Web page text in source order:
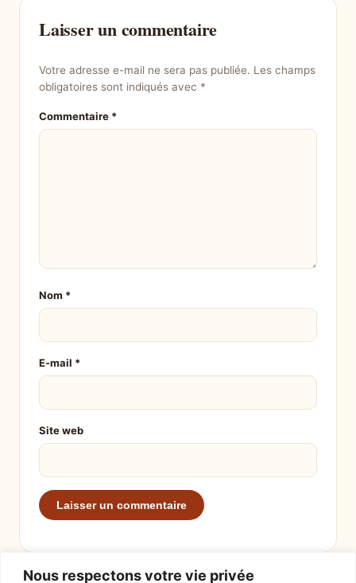
Nous respectons votre vie privée
Laisser un commentaire
Votre adresse e-mail ne sera pas publiée. Les champs
obligatoires sont indiqués avec *
Commentaire *
Nom *
E-mail *
Site web